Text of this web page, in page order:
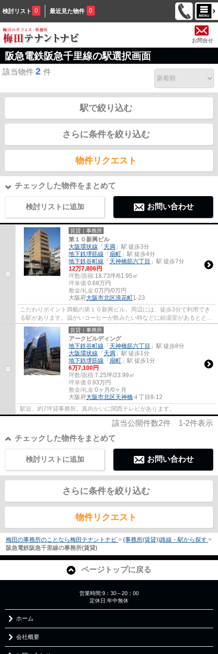
検討リスト 0 最近見た物件 0
お問合せ
阪急電鉄阪急千里線の駅選択画面
該当物件 2 件
駅で絞り込む
さらに条件を絞り込む
物件リクエスト
チェックした物件をまとめて
検討リストに追加 お問い合わせ
賃貸｜事務所
第１０新興ビル
大阪環状線 「 天満 」駅 徒歩3分
地下鉄堺筋線 「 扇町 」駅 徒歩4分
地下鉄谷町線 「 天神橋筋六丁目 」駅 徒歩7分
12万7,806円
坪数/面積:18.73坪/61.95㎡
坪単価:0.68万円
敷金/礼金:0万円/0万円
大阪府大阪市北区浪花町1-23
こだわりポイント満載の第１０新興ビル。周辺には、徒歩3分で利用でき
る駅があります。温かいコーヒーが飲みたい時などに給湯室があるととて
も便利です。賃料は12.7806万円です。IT向...
賃貸｜事務所
アークビルディング
地下鉄谷町線 「 天神橋筋六丁目 」駅 徒歩8分
大阪環状線 「 天満 」駅 徒歩1分
地下鉄堺筋線 「 扇町 」駅 徒歩1分
6万7,100円
坪数/面積:7.25坪/23.99㎡
坪単価:0.93万円
敷金/礼金:0ヶ月/0ヶ月
大阪府大阪市北区天神橋 ４丁目8-12
駅近、約7坪貸事務所。真向かいに関西テレビがあります。
該当公開件数2件 1-2件表示
チェックした物件をまとめて
お問い合わせ
検討リストに追加
さらに条件を絞り込む
物件リクエスト
梅田の事務所のことなら梅田テナントナビ > (事務所(賃貸))路線・駅から探す >
阪急電鉄阪急千里線の事務所(賃貸)
ページトップに戻る
営業時間:9：30～20：00
定休日:年中無休
ホーム
会社概要